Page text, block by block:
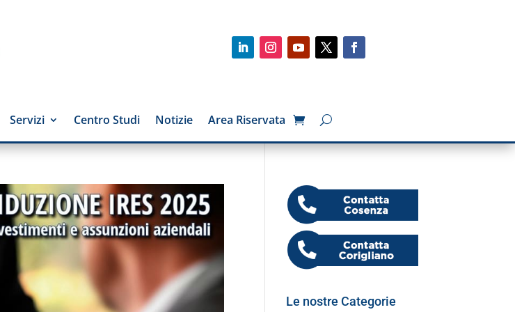
Servizi Centro Studi Notizie Area Riservata
Le nostre Categorie